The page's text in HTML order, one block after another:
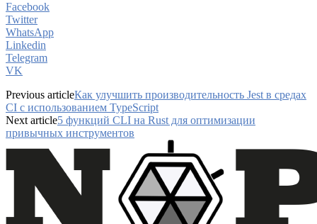
Facebook
Twitter
WhatsApp
Linkedin
Telegram
VK
Previous articleКак улучшить производительность Jest в средах
CI с использованием TypeScript
Next article5 функций CLI на Rust для оптимизации
привычных инструментов